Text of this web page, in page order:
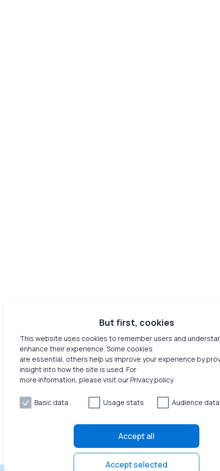
But first, cookies
This website uses cookies to remember users and
enhance their experience. Some cookies
are essential, others help us improve your experience by
insight into how the site is used. For
more information, please visit our Privacy policy
Basic data Usage stats Audience data
Accept all
Accept selected